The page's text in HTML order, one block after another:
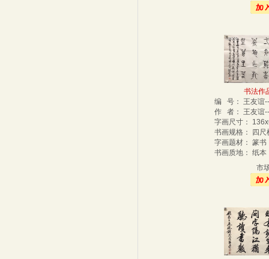
书法作
编 号： 王友谊
作 者： 王友
字画尺寸：
书画规格： 四
字画题材： 篆
书画质地： 纸
市